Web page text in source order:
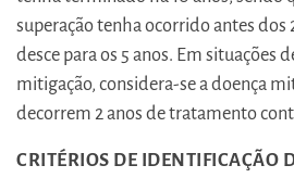
superação tenha ocorrido antes dos
desce para os 5 anos. Em situações
mitigação, considera-se a doença
decorrem 2 anos de tratamento
CRITÉRIOS DE IDENTIFICAÇÃO